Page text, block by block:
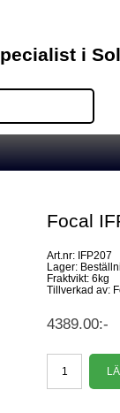
i
Focal
Art.nr: IFP207
Lager:
Fraktvikt: 6kg
Tillverkad av:
4389.00:-